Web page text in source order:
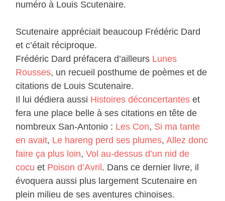
numéro à Louis Scutenaire.
Scutenaire appréciait beaucoup Frédéric Dard
et c’était réciproque.
Frédéric Dard préfacera d’ailleurs Lunes
Rousses, un recueil posthume de poèmes et de
citations de Louis Scutenaire.
Il lui dédiera aussi Histoires déconcertantes et
fera une place belle à ses citations en tête de
nombreux San-Antonio : Les Con, Si ma tante
en avait, Le hareng perd ses plumes,Allez donc
faire ça plus loin,Vol au-dessus d’un nid de
cocu et Poison d’Avril. Dans ce dernier livre, il
évoquera aussi plus largement Scutenaire en
plein milieu de ses aventures chinoises.